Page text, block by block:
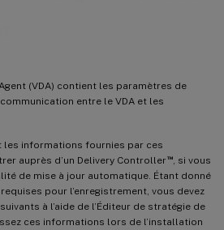
(VDA) contient les paramètres de
entre le VDA et les
les informations fournies par ces
auprès d’un Delivery Controller™, si vous
de mise à jour automatique. Étant donné
pour l’enregistrement, vous devez
à l’aide de l’Éditeur de stratégie de
ces informations lors de l’installation